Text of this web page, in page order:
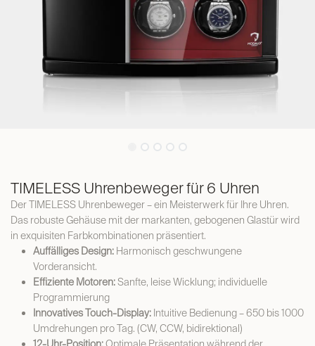
TIMELESS Uhrenbeweger für 6 Uhren
Der TIMELESS Uhrenbeweger – ein Meisterwerk für Ihre Uhren.
Das robuste Gehäuse mit der markanten, gebogenen Glastür wird
in exquisiten Farbkombinationen präsentiert.
Auffälliges Design: Harmonisch geschwungene
Vorderansicht.
Effiziente Motoren:Sanfte, leise Wicklung; individuelle
Programmierung
Innovatives Touch-Display: Intuitive Bedienung – 650 bis 1000
Umdrehungen pro Tag. (CW, CCW, bidirektional)